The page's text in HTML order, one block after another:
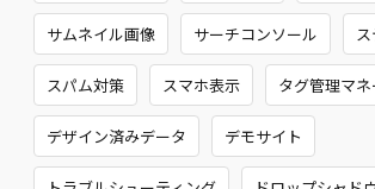
サムネイル画像 サーチコンソール
スパム対策 スマホ表示 タグ管理マ
デザイン済みデータ デモサイト